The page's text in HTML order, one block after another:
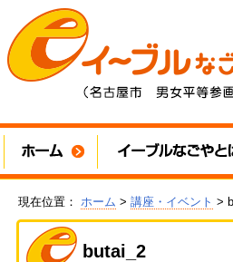
現在位置： ホーム > 講座・イベント >
butai_2